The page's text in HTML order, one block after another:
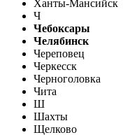
Ханты-Мансийск
Ч
Чебоксары
Челябинск
Череповец
Черкесск
Черноголовка
Чита
Ш
Шахты
Щелково